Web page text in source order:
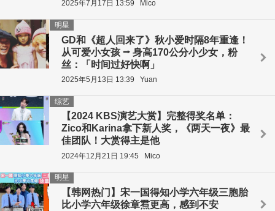
2025年7月17日 13:59 Mico
GD和《超人回来了》秋小爱时隔8年重逢！
从可爱小女孩 ⭢ 身高170公分小少女，粉
丝：「时间过好快啊」
明星
2025年5月13日 13:39 Yuan
【2024 KBS演艺大赏】完整得奖名单：
Zico和Karina拿下新人奖，《两天一夜》最
佳团队！大赏得主是他
综艺
2024年12月21日 19:45 Mico
【韩网热门】宋一国得知小学六年级三胞胎
比小学六年级徐章焄更高，感到不安
明星